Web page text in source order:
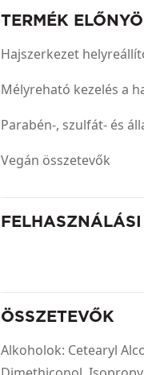
TERMÉK
Hajszerkezet
Mélyreható kezelés a
Parabén-, szulfát- és
Vegán összetevők
ÖSSZETEVŐK
Alkoholok: Cetearyl